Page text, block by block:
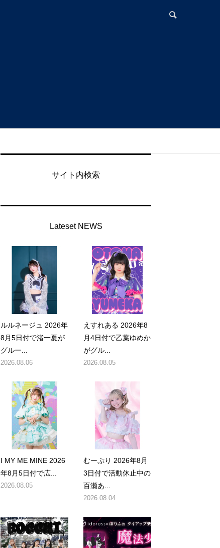
サイト内検索
Lateset NEWS
ルルネージュ 2026年
8月5日付で渚一夏が
グルー...
2026.08.06
えすれある 2026年8
月4日付で乙葉ゆめか
がグル...
2026.08.05
I MY ME MINE 2026
年8月5日付で広...
2026.08.05
むーぷり 2026年8月
3日付で活動休止中の
百瀬あ...
2026.08.04